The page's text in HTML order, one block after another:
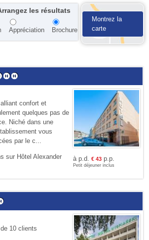
les résultats
Appréciation Brochure
Montrez la
carte
confort et
quelques pas de
Niché dans une
vous
par le c...
sur Hôtel Alexander à p.d. € 43p.p.
Petit déjeuner inclus
10 clients